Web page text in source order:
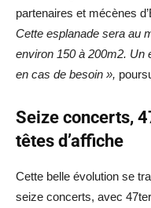
partenaires et mécènes
Cette esplanade sera au
environ 150 à 200m2. Un
en cas de besoin »,
Seize concerts,
têtes d’affiche
Cette belle évolution se
seize concerts, avec